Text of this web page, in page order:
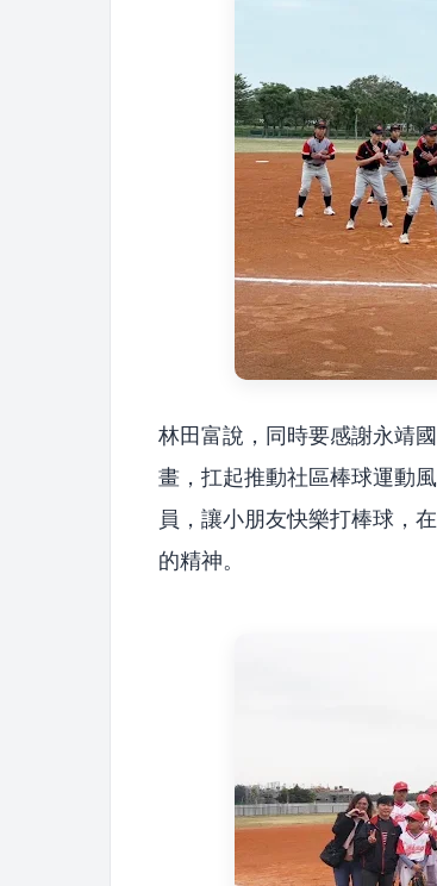
林田富說，同時要感謝永靖
畫，扛起推動社區棒球運動
員，讓小朋友快樂打棒球，
的精神。